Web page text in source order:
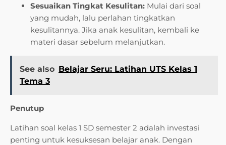
Sesuaikan Tingkat Kesulitan: Mulai dari soal
yang mudah, lalu perlahan tingkatkan
kesulitannya. Jika anak kesulitan, kembali ke
materi dasar sebelum melanjutkan.
See also Belajar Seru: Latihan UTS Kelas 1
Tema 3
Penutup
Latihan soal kelas 1 SD semester 2 adalah investasi
penting untuk kesuksesan belajar anak. Dengan